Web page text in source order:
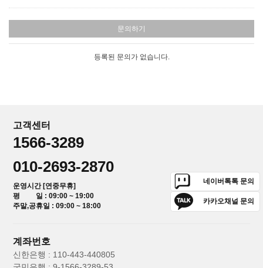
문의하기
등록된 문의가 없습니다.
고객센터
1566-3289
010-2693-2870
운영시간 [연중무휴]
평 일 : 09:00 ~ 19:00
주말,공휴일 : 09:00 ~ 18:00
네이버톡톡 문의
카카오채널 문의
계좌번호
신한은행 : 110-443-440805